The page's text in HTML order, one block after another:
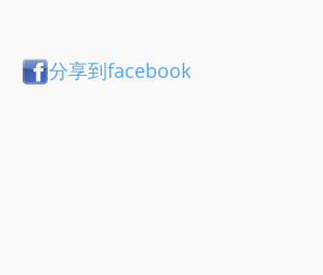
分享到facebook